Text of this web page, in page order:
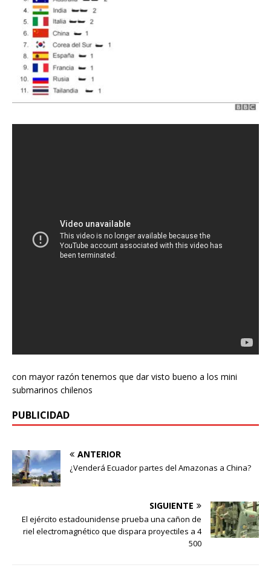
con mayor razón tenemos que dar visto bueno a los mini
submarinos chilenos
PUBLICIDAD
ANTERIOR
¿Venderá Ecuador partes del Amazonas a China?
SIGUIENTE
El ejército estadounidense prueba una cañon de
riel electromagnético que dispara proyectiles a 4
500